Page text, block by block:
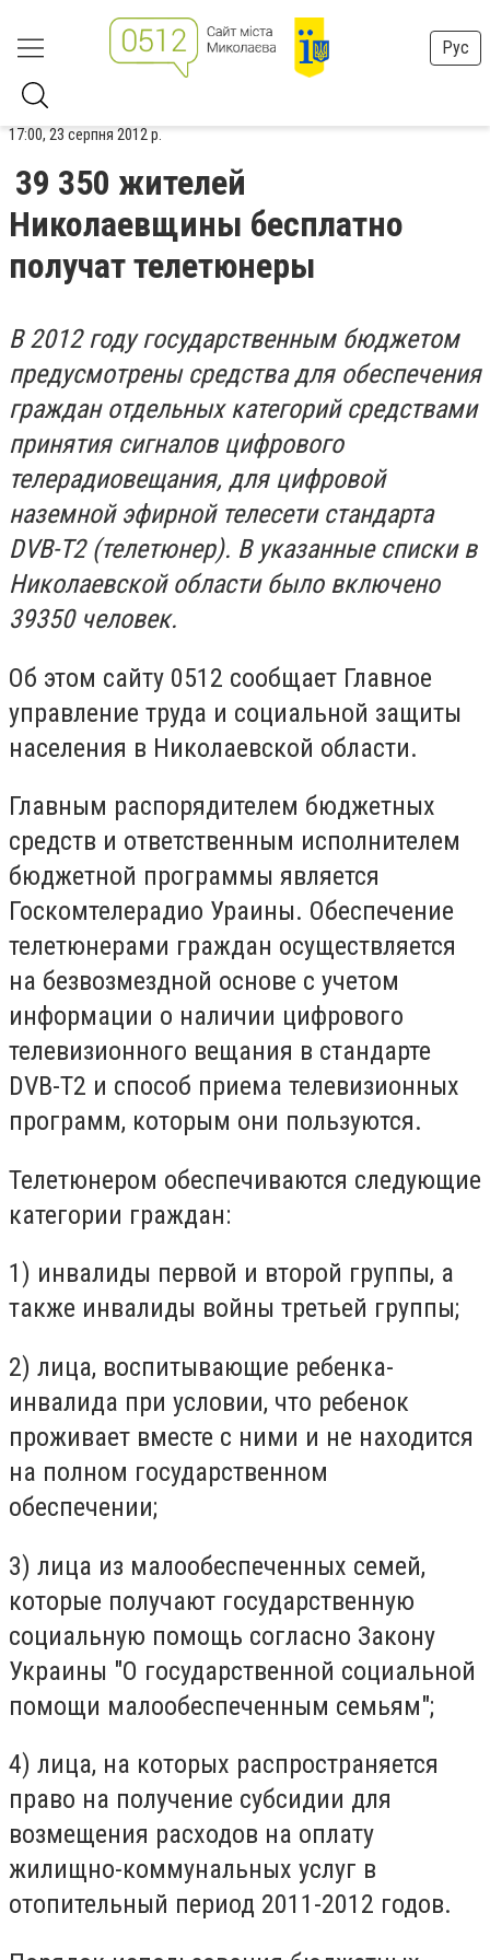
Рус
17:00, 23 серпня 2012 р.
39 350 жителей
Николаевщины бесплатно
получат телетюнеры
В 2012 году государственным бюджетом
предусмотрены средства для обеспечения
граждан отдельных категорий средствами
принятия сигналов цифрового
телерадиовещания, для цифровой
наземной эфирной телесети стандарта
DVB-T2 (телетюнер). В указанные списки в
Николаевской области было включено
39350 человек.
Об этом сайту 0512 сообщает Главное
управление труда и социальной защиты
населения в Николаевской области.
Главным распорядителем бюджетных
средств и ответственным исполнителем
бюджетной программы является
Госкомтелерадио Ураины. Обеспечение
телетюнерами граждан осуществляется
на безвозмездной основе с учетом
информации о наличии цифрового
телевизионного вещания в стандарте
DVB-T2 и способ приема телевизионных
программ, которым они пользуются.
Телетюнером обеспечиваются следующие
категории граждан:
1) инвалиды первой и второй группы, а
также инвалиды войны третьей группы;
2) лица, воспитывающие ребенка-
инвалида при условии, что ребенок
проживает вместе с ними и не находится
на полном государственном
обеспечении;
3) лица из малообеспеченных семей,
которые получают государственную
социальную помощь согласно Закону
Украины "О государственной социальной
помощи малообеспеченным семьям";
4) лица, на которых распространяется
право на получение субсидии для
возмещения расходов на оплату
жилищно-коммунальных услуг в
отопительный период 2011-2012 годов.